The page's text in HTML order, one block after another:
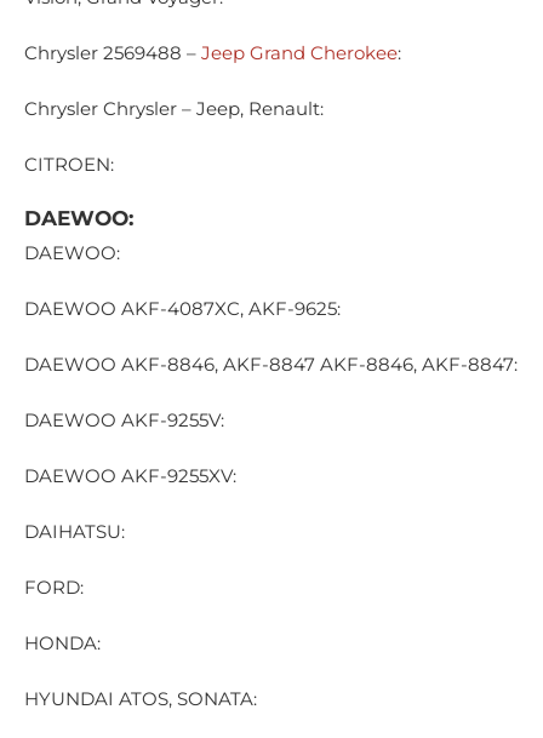
Chrysler 2569488 – Jeep Grand Cherokee:
Chrysler Chrysler – Jeep, Renault:
CITROEN:
DAEWOO:
DAEWOO:
DAEWOO AKF-4087XC, AKF-9625:
DAEWOO AKF-8846, AKF-8847 AKF-8846, AKF-8847:
DAEWOO AKF-9255V:
DAEWOO AKF-9255XV:
DAIHATSU:
FORD:
HONDA:
HYUNDAI ATOS, SONATA: